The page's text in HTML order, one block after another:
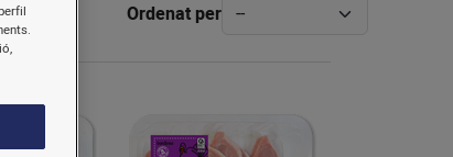
Ordenat per